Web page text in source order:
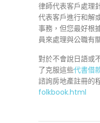
律師代表客戶處理
代表客戶進行和解
事務，但您最好根
員來處理與公職有
對於不會說日語或
了克服這些代書借
諮詢房地產註冊的
folkbook.html